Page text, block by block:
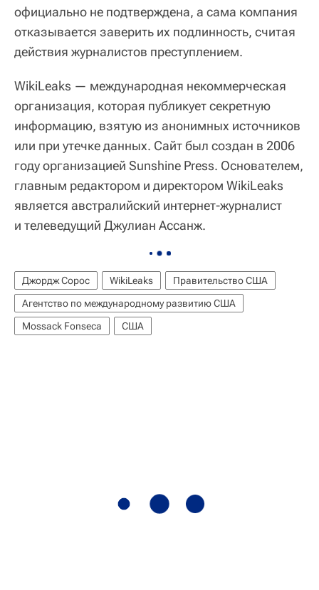
официально не подтверждена, а сама компания
отказывается заверить их подлинность, считая
действия журналистов преступлением.
WikiLeaks — международная некоммерческая
организация, которая публикует секретную
информацию, взятую из анонимных источников
или при утечке данных. Сайт был создан в 2006
году организацией Sunshine Press. Основателем,
главным редактором и директором WikiLeaks
является австралийский интернет-журналист
и телеведущий Джулиан Ассанж.
Джордж Сорос WikiLeaks
Правительство США
Агентство по международному развитию США
Mossack Fonseca
США